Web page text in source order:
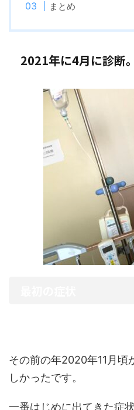
まとめ
2021年に4月に診断
その前の年2020年11月頃
しかったです。
一番はじめに出てきた症